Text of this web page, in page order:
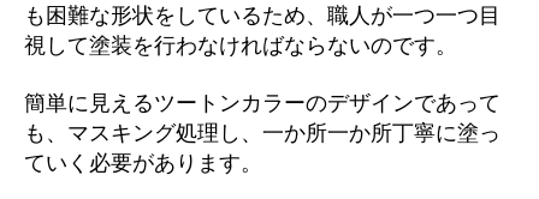
も困難な形状をしているため、職人が一つ一つ目
視して塗装を行わなければならないのです。
簡単に見えるツートンカラーのデザインであって
も、マスキング処理し、一か所一か所丁寧に塗っ
ていく必要があります。